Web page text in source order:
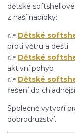
dětské
z naší nabídky:
👉 Dětské
proti větru a dešti
👉 Dětské
aktivní pohyb
👉 Dětské
řešení do
Společně vytvoří
dobrodružství.